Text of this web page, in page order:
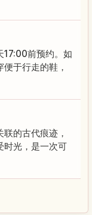
17:00前预约。如
于行走的鞋，
的古代痕迹，
时光，是一次可